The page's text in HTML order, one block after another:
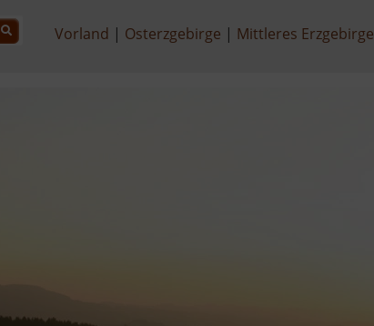
Vorland Osterzgebirge Mittleres Erzgebirge